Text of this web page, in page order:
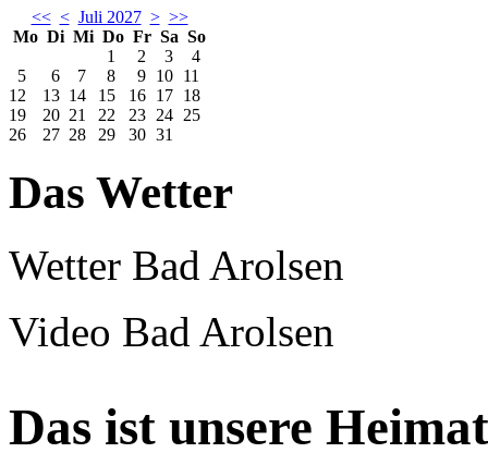
<< < Juli 2027 > >>
Mo Di Mi Do Fr Sa So
1
2 3
4
5
6 7 8 9 10 11
12
13 14 15 16 17 18
19
20 21 22 23 24 25
26
27 28 29 30 31
Das Wetter
Wetter Bad Arolsen
Video Bad Arolsen
Das ist unsere